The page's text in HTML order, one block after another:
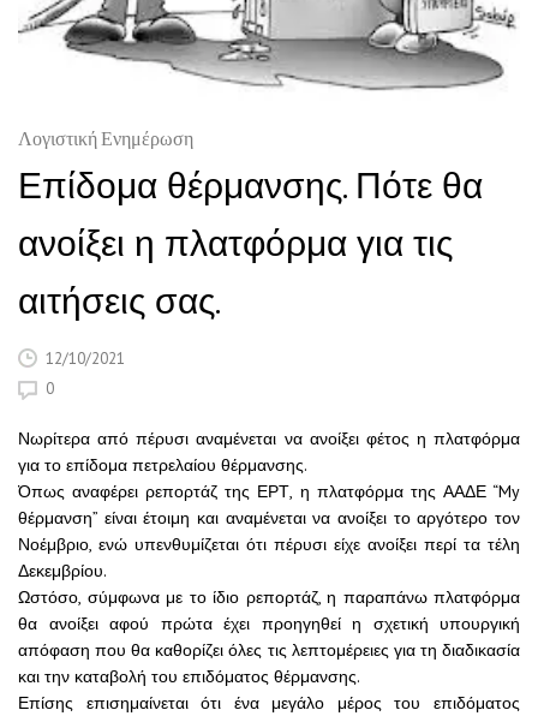
Λογιστική Ενημέρωση
Επίδομα θέρμανσης. Πότε θα
ανοίξει η πλατφόρμα για τις
αιτήσεις σας.
12/10/2021
0
Νωρίτερα από πέρυσι αναμένεται να ανοίξει φέτος η πλατφόρμα
για το επίδομα πετρελαίου θέρμανσης.
Όπως αναφέρει ρεπορτάζ της ΕΡΤ, η πλατφόρμα της ΑΑΔΕ “My
θέρμανση” είναι έτοιμη και αναμένεται να ανοίξει το αργότερο τον
Νοέμβριο, ενώ υπενθυμίζεται ότι πέρυσι είχε ανοίξει περί τα τέλη
Δεκεμβρίου.
Ωστόσο, σύμφωνα με το ίδιο ρεπορτάζ, η παραπάνω πλατφόρμα
θα ανοίξει αφού πρώτα έχει προηγηθεί η σχετική υπουργική
απόφαση που θα καθορίζει όλες τις λεπτομέρειες για τη διαδικασία
και την καταβολή του επιδόματος θέρμανσης.
Επίσης επισημαίνεται ότι ένα μεγάλο μέρος του επιδόματος